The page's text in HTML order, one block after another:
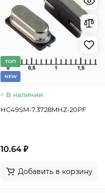
TОП
NEW
В наличии
HC49SM-7.3728MHZ-20PF
10.64 ₽
Добавить в корзину